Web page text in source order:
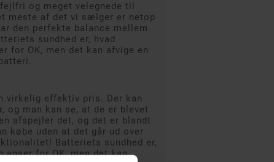
og meget velegnede til
meste af det vi sælger er netop
den perfekte balance mellem
sundhed er, hvad
for OK, men det kan afvige en
virkelig effektiv pris. Der kan
og man kan se, at de er blevet
afspejler det, og det er blandt
købe uden at det går ud over
Batteriets sundhed er,
anser for OK, men det kan